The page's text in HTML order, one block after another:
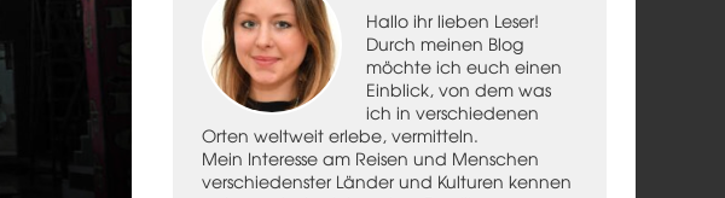
Hallo ihr lieben Leser!
Durch meinen Blog
möchte ich euch einen
Einblick, von dem was
ich in verschiedenen
Orten weltweit erlebe, vermitteln.
Mein Interesse am Reisen und Menschen
verschiedenster Länder und Kulturen kennen